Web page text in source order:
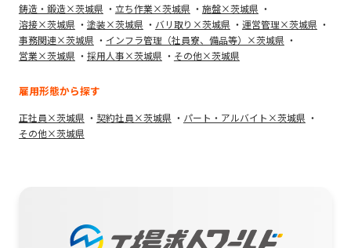
鋳造・鍛造×茨城県
立ち作業×茨城県
施盤×茨城県
溶接×茨城県
塗装×茨城県 バリ取り×茨城県
運営管理×茨城県
事務関連×茨城県
インフラ管理（社員寮、備品等）×茨城県
営業×茨城県
採用人事×茨城県 その他×茨城県
雇用形態から探す
正社員×茨城県 契約社員×茨城県
パート・アルバイト×茨城県
その他×茨城県